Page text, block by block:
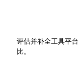
评估并补全工具平
比。